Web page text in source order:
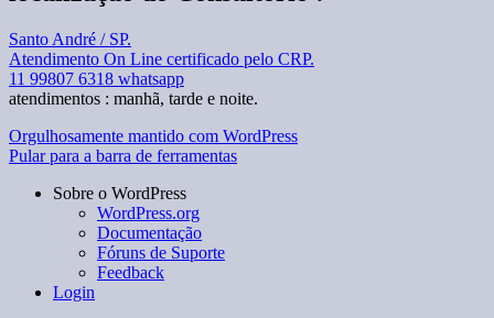
Santo André / SP.
Atendimento On Line certificado pelo CRP.
11 99807 6318 whatsapp
atendimentos : manhã, tarde e noite.
Orgulhosamente mantido com WordPress
Pular para a barra de ferramentas
Sobre o WordPress
WordPress.org
Documentação
Fóruns de Suporte
Feedback
Login